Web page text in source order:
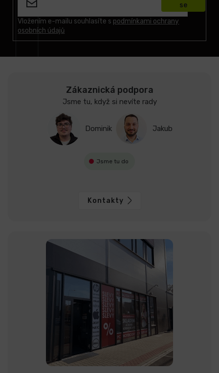
Vložením e-mailu souhlasíte s podmínkami ochrany
osobních údajů
se
Zákaznická podpora
Jsme tu, když si nevíte rady
Dominik Jakub
Jsme tu do
Kontakty